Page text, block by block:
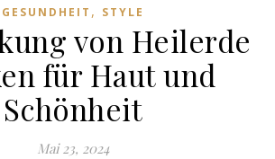
GESUNDHEIT , STYLE
von Heilerde
für Haut und
Schönheit
Mai 23, 2024